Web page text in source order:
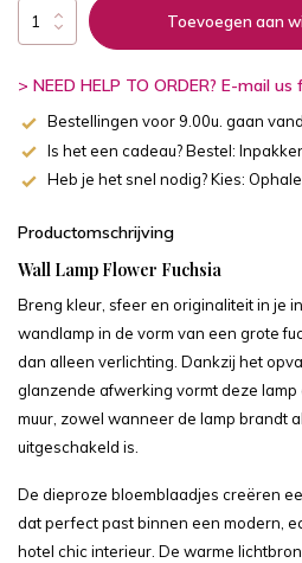
Toevoegen aan
> NEED HELP TO ORDER? E-mail
Bestellingen voor 9.00u. gaan
Is het een cadeau? Bestel:
Heb je het snel nodig? Kies:
Productomschrijving
Wall Lamp Flower Fuchsia
Breng kleur, sfeer en originaliteit in je
wandlamp in de vorm van een grote
dan alleen verlichting. Dankzij het
glanzende afwerking vormt deze
muur, zowel wanneer de lamp brandt
uitgeschakeld is.
De dieproze bloemblaadjes creëren
dat perfect past binnen een modern,
hotel chic interieur. De warme